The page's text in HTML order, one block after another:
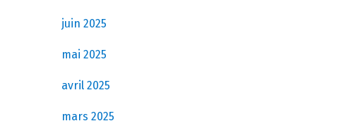
juin 2025
mai 2025
avril 2025
mars 2025